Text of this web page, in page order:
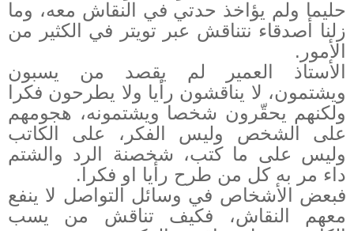
حليما ولم يؤاخذ حدتي في النقاش معه، وما
زلنا أصدقاء نتناقش عبر تويتر في الكثير من
الأمور.
الأستاذ العمير لم يقصد من يسبون
ويشتمون، لا يناقشون رأيا ولا يطرحون فكرا
ولكنهم يحقّرون شخصا ويشتمونه، هجومهم
على الشخص وليس الفكر، على الكاتب
وليس على ما كتب، شخصنة الرد والشتم
داء مر به كل من طرح رأيا او فكرا.
فبعض الأشخاص في وسائل التواصل لا ينفع
معهم النقاش، فكيف تناقش من يسب